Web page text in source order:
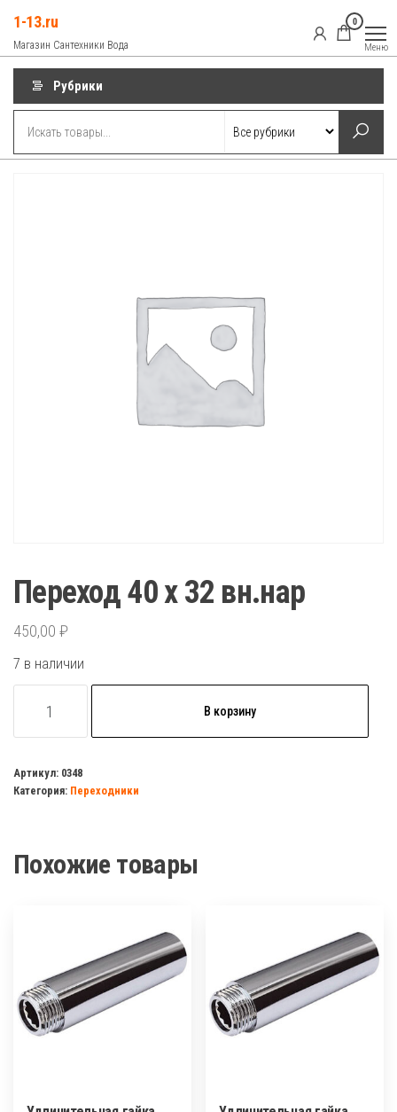
содержимому
1-13.ru
Магазин Сантехники Вода
0
Меню
Рубрики
Переход 40 х 32 вн.нар
450,00 ₽
7 в наличии
товара
40
х
В корзину
Артикул: 0348
Категория: Переходники
Похожие товары